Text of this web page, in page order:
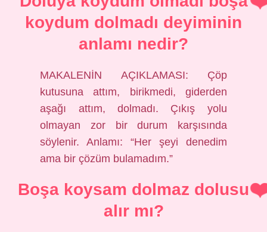
koydum dolmadı deyiminin
anlamı nedir?
MAKALENİN AÇIKLAMASI: Çöp
kutusuna attım, birikmedi, giderden
aşağı attım, dolmadı. Çıkış yolu
olmayan zor bir durum karşısında
söylenir. Anlamı: “Her şeyi denedim
ama bir çözüm bulamadım.”
Boşa koysam dolmaz dolusu
alır mı?